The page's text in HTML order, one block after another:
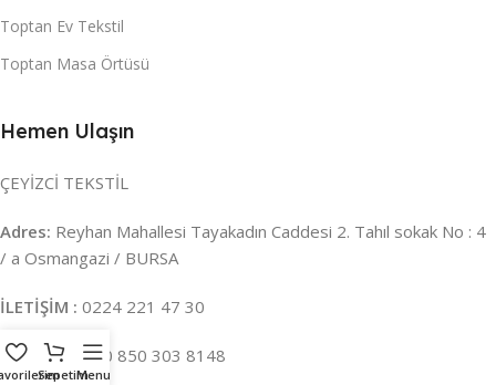
Toptan Ev Tekstil
Toptan Masa Örtüsü
Hemen Ulaşın
ÇEYİZCİ TEKSTİL
Adres: Reyhan Mahallesi Tayakadın Caddesi 2. Tahıl sokak No : 4
/ a Osmangazi / BURSA
İLETİŞİM : 0224 221 47 30
WHATSAPP :0 850 303 8148
SepetimMenu